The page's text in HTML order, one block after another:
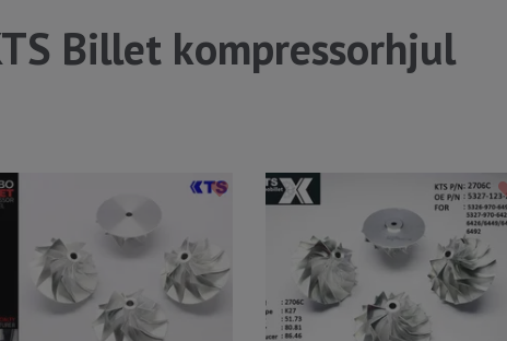
Billet kompressorhjul